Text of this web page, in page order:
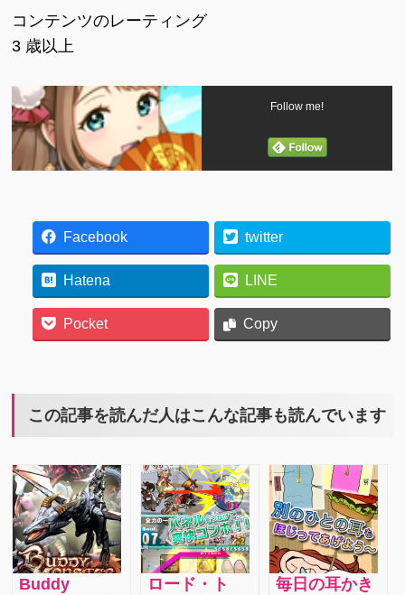
コンテンツのレーティング
3 歳以上
Follow me!
Facebook twitter
Hatena LINE
Pocket Copy
この記事を読んだ人はこんな記事も読んでいます
Buddy
ロード・ト
毎日の耳かき